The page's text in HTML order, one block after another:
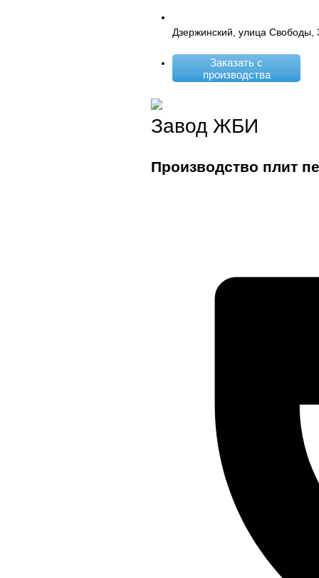
Дзержинский, улица Свободы,
Заказать с
производства
Завод ЖБИ
Производство плит